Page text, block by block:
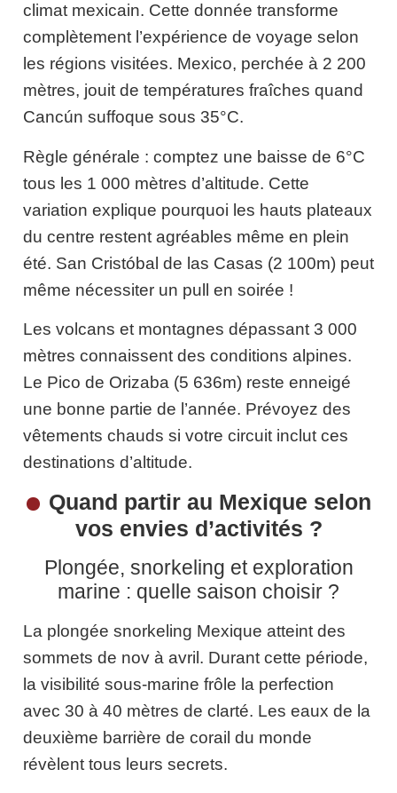
climat mexicain. Cette donnée transforme
complètement l’expérience de voyage selon
les régions visitées. Mexico, perchée à 2 200
mètres, jouit de températures fraîches quand
Cancún suffoque sous 35°C.
Règle générale : comptez une baisse de 6°C
tous les 1 000 mètres d’altitude. Cette
variation explique pourquoi les hauts plateaux
du centre restent agréables même en plein
été. San Cristóbal de las Casas (2 100m) peut
même nécessiter un pull en soirée !
Les volcans et montagnes dépassant 3 000
mètres connaissent des conditions alpines.
Le Pico de Orizaba (5 636m) reste enneigé
une bonne partie de l’année. Prévoyez des
vêtements chauds si votre circuit inclut ces
destinations d’altitude.
Quand partir au Mexique selon
vos envies d’activités ?
Plongée, snorkeling et exploration
marine : quelle saison choisir ?
La plongée snorkeling Mexique atteint des
sommets de nov à avril. Durant cette période,
la visibilité sous-marine frôle la perfection
avec 30 à 40 mètres de clarté. Les eaux de la
deuxième barrière de corail du monde
révèlent tous leurs secrets.